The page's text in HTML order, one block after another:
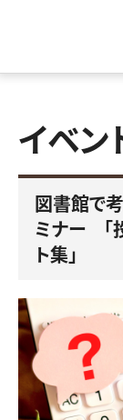
イベン
図書館で
ミナー 「
ト集」